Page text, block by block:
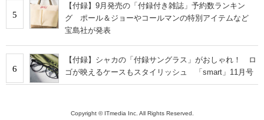
5
【付録】9月発売の「付録付き雑誌」予約数ランキン
グ ポール＆ジョーやコールマンの特別アイテムなど
宝島社が発表
6
【付録】シャカの「付録サングラス」がおしゃれ！ ロ
ゴが映えるケースもスタイリッシュ 「smart」11月号
Copyright © ITmedia Inc. All Rights Reserved.